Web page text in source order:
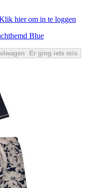
hier om in te loggen
Blue
Er ging iets mis